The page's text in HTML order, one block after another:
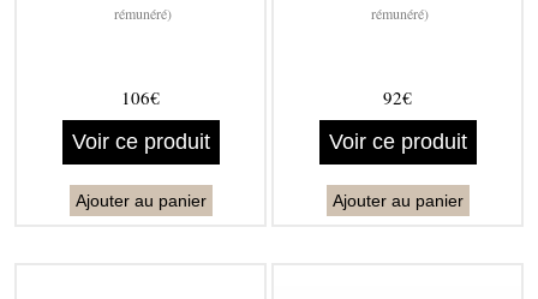
rémunéré)
106€
Voir ce produit
Ajouter au panier
rémunéré)
92€
Voir ce produit
Ajouter au panier